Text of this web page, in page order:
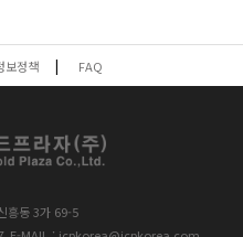
보정책 FAQ
흥동 3가 69-5